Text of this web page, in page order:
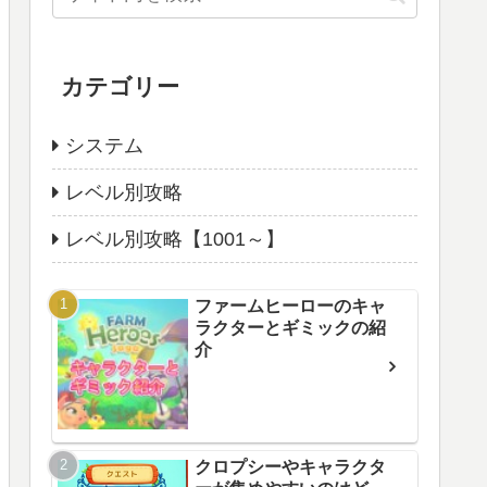
カテゴリー
システム
レベル別攻略
レベル別攻略【1001～】
ファームヒーローのキャ
ラクターとギミックの紹
介
クロプシーやキャラクタ